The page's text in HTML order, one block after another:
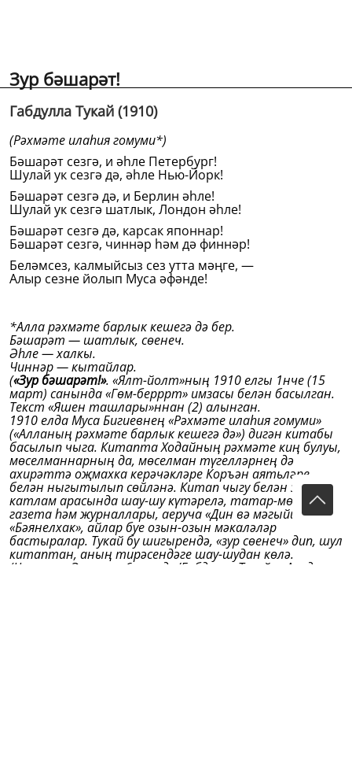
Зур бәшарәт!
Габдулла Тукай (1910)
(Рәхмәте илаһия гомуми*)
Бәшарәт сезгә, и әһле Петербург!
Шулай ук сезгә дә, әһле Нью-Йорк!
Бәшарәт сезгә дә, и Берлин әһле!
Шулай ук сезгә шатлык, Лондон әһле!
Бәшарәт сезгә дә, карсак японнар!
Бәшарәт сезгә, чиннәр һәм дә финнәр!
Беләмсез, калмыйсыз сез утта мәңге, —
Алыр сезне йолып Муса әфәнде!
*Алла рәхмәте барлык кешегә дә бер.
Бәшарәт — шатлык, сөенеч.
Әһле — халкы.
Чиннәр — кытайлар.
(«Зур бәшарәт!». «Ялт-йолт»ның 1910 елгы 1нче (15
март) санында «Гөм-берррт» имзасы белән басылган.
Текст «Яшен ташлары»ннан (2) алынган.
1910 елда Муса Бигиевнең «Рәхмәте илаһия гомуми»
(«Алланың рәхмәте барлык кешегә дә») дигән китабы
басылып чыга. Китапта Ходайның рәхмәте киң булуы,
мөселманнарның да, мөселман түгелләрнең дә
ахирәттә оҗмахка керәчәкләре Коръән аятьләре
белән ныгытылып сөйләнә. Китап чыгу белән зыялы
катлам арасында шау-шу күтәрелә, татар-мөселман
газета һәм журналлары, аеруча «Дин вә мәгыйшәт»,
«Бәянелхак», айлар буе озын-озын мәкаләләр
бастыралар. Тукай бу шигырендә, «зур сөенеч» дип, шул
китаптан, аның тирәсендәге шау-шудан көлә.
(Чыганак: Әсәрләр: 6 томда/Габдулла Тукай. – Академик